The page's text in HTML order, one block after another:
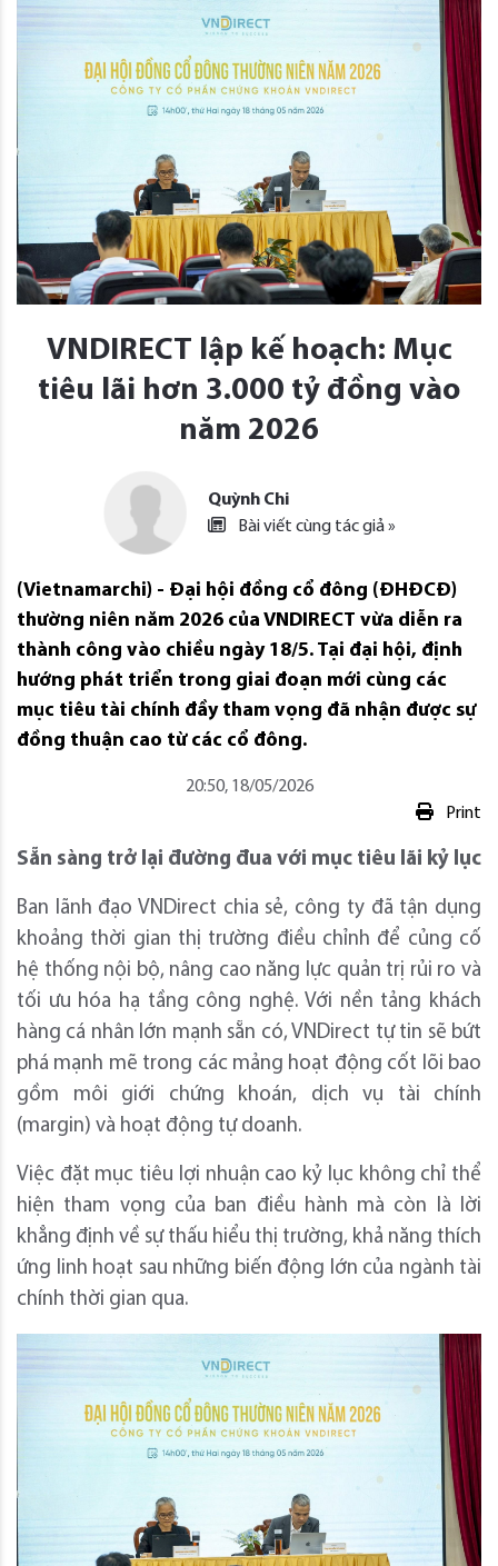
VNDIRECT lập kế hoạch: Mục
tiêu lãi hơn 3.000 tỷ đồng vào
năm 2026
Quỳnh Chi
Bài viết cùng tác giả »
(Vietnamarchi) - Đại hội đồng cổ đông (ĐHĐCĐ)
thường niên năm 2026 của VNDIRECT vừa diễn ra
thành công vào chiều ngày 18/5. Tại đại hội, định
hướng phát triển trong giai đoạn mới cùng các
mục tiêu tài chính đầy tham vọng đã nhận được sự
đồng thuận cao từ các cổ đông.
20:50, 18/05/2026
Print
Sẵn sàng trở lại đường đua với mục tiêu lãi kỷ lục
Ban lãnh đạo VNDirect chia sẻ, công ty đã tận dụng
khoảng thời gian thị trường điều chỉnh để củng cố
hệ thống nội bộ, nâng cao năng lực quản trị rủi ro và
tối ưu hóa hạ tầng công nghệ. Với nền tảng khách
hàng cá nhân lớn mạnh sẵn có, VNDirect tự tin sẽ bứt
phá mạnh mẽ trong các mảng hoạt động cốt lõi bao
gồm môi giới chứng khoán, dịch vụ tài chính
(margin) và hoạt động tự doanh.
Việc đặt mục tiêu lợi nhuận cao kỷ lục không chỉ thể
hiện tham vọng của ban điều hành mà còn là lời
khẳng định về sự thấu hiểu thị trường, khả năng thích
ứng linh hoạt sau những biến động lớn của ngành tài
chính thời gian qua.